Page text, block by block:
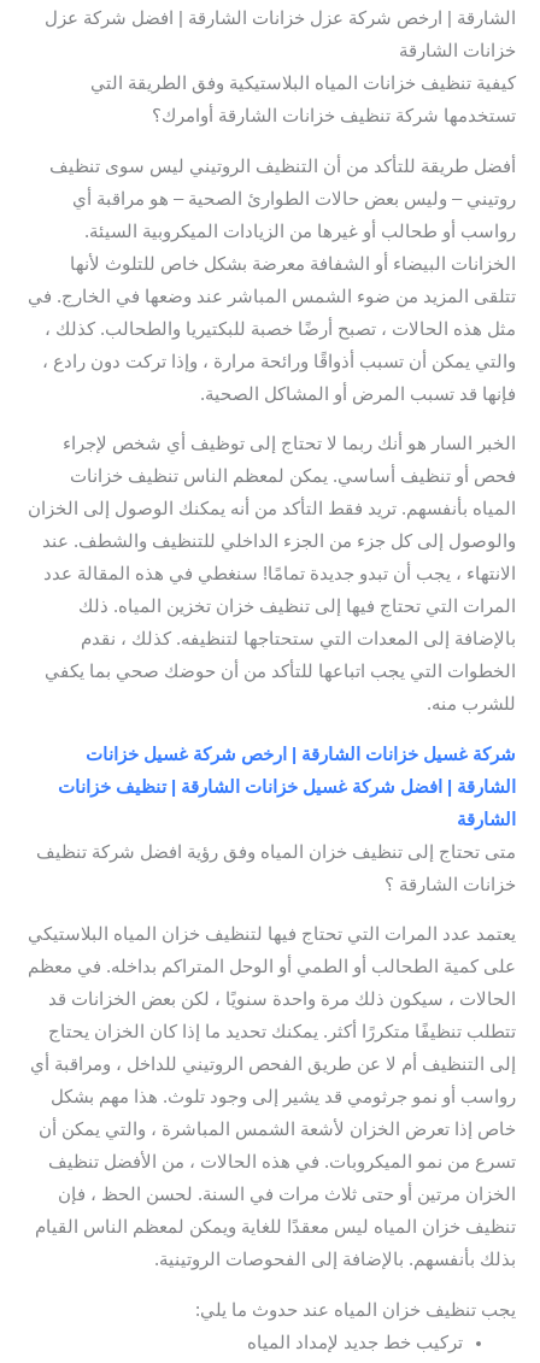
الشارقة | ارخص شركة عزل خزانات الشارقة | افضل شركة عزل
خزانات الشارقة
كيفية تنظيف خزانات المياه البلاستيكية وفق الطريقة التي
تستخدمها شركة تنظيف خزانات الشارقة أوامرك؟
أفضل طريقة للتأكد من أن التنظيف الروتيني ليس سوى تنظيف
روتيني – وليس بعض حالات الطوارئ الصحية – هو مراقبة أي
رواسب أو طحالب أو غيرها من الزيادات الميكروبية السيئة.
الخزانات البيضاء أو الشفافة معرضة بشكل خاص للتلوث لأنها
تتلقى المزيد من ضوء الشمس المباشر عند وضعها في الخارج. في
مثل هذه الحالات ، تصبح أرضًا خصبة للبكتيريا والطحالب. كذلك ،
والتي يمكن أن تسبب أذواقًا ورائحة مرارة ، وإذا تركت دون رادع ،
فإنها قد تسبب المرض أو المشاكل الصحية.
الخبر السار هو أنك ربما لا تحتاج إلى توظيف أي شخص لإجراء
فحص أو تنظيف أساسي. يمكن لمعظم الناس تنظيف خزانات
المياه بأنفسهم. تريد فقط التأكد من أنه يمكنك الوصول إلى الخزان
والوصول إلى كل جزء من الجزء الداخلي للتنظيف والشطف. عند
الانتهاء ، يجب أن تبدو جديدة تمامًا! سنغطي في هذه المقالة عدد
المرات التي تحتاج فيها إلى تنظيف خزان تخزين المياه. ذلك
بالإضافة إلى المعدات التي ستحتاجها لتنظيفه. كذلك ، نقدم
الخطوات التي يجب اتباعها للتأكد من أن حوضك صحي بما يكفي
للشرب منه.
شركة غسيل خزانات الشارقة | ارخص شركة غسيل خزانات
الشارقة | افضل شركة غسيل خزانات الشارقة | تنظيف خزانات
الشارقة
متى تحتاج إلى تنظيف خزان المياه وفق رؤية افضل شركة تنظيف
خزانات الشارقة ؟
يعتمد عدد المرات التي تحتاج فيها لتنظيف خزان المياه البلاستيكي
على كمية الطحالب أو الطمي أو الوحل المتراكم بداخله. في معظم
الحالات ، سيكون ذلك مرة واحدة سنويًا ، لكن بعض الخزانات قد
تتطلب تنظيفًا متكررًا أكثر. يمكنك تحديد ما إذا كان الخزان يحتاج
إلى التنظيف أم لا عن طريق الفحص الروتيني للداخل ، ومراقبة أي
رواسب أو نمو جرثومي قد يشير إلى وجود تلوث. هذا مهم بشكل
خاص إذا تعرض الخزان لأشعة الشمس المباشرة ، والتي يمكن أن
تسرع من نمو الميكروبات. في هذه الحالات ، من الأفضل تنظيف
الخزان مرتين أو حتى ثلاث مرات في السنة. لحسن الحظ ، فإن
تنظيف خزان المياه ليس معقدًا للغاية ويمكن لمعظم الناس القيام
بذلك بأنفسهم. بالإضافة إلى الفحوصات الروتينية.
يجب تنظيف خزان المياه عند حدوث ما يلي:
تركيب خط جديد لإمداد المياه